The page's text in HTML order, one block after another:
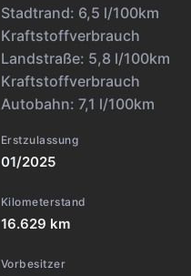
Stadtrand: 6,5 l/100km
Kraftstoffverbrauch
Landstraße: 5,8 l/100km
Kraftstoffverbrauch
Autobahn: 7,1 l/100km
Erstzulassung
01/2025
Kilometerstand
16.629 km
Vorbesitzer